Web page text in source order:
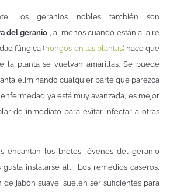
los geranios nobles también son
del geranio , al menos cuando están al aire
fúngica (hongos en las plantas) hace que
la planta se vuelvan amarillas. Se puede
eliminando cualquier parte que parezca
ya está muy avanzada, es mejor
de inmediato para evitar infectar a otras
encantan los brotes jóvenes del geranio
instalarse allí. Los remedios caseros,
de jabón suave, suelen ser suficientes para